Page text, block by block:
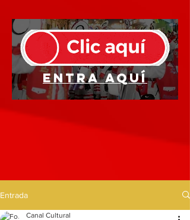
Entra aquí
Entrada
Canal Cultural